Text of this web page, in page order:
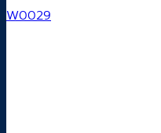
W0029